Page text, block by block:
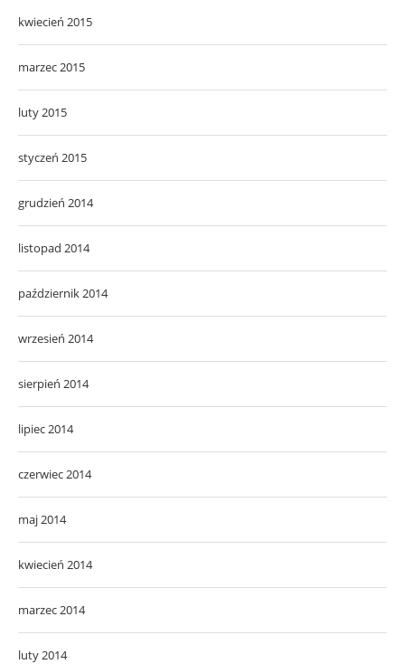
kwiecień 2015
marzec 2015
luty 2015
styczeń 2015
grudzień 2014
listopad 2014
październik 2014
wrzesień 2014
sierpień 2014
lipiec 2014
czerwiec 2014
maj 2014
kwiecień 2014
marzec 2014
luty 2014